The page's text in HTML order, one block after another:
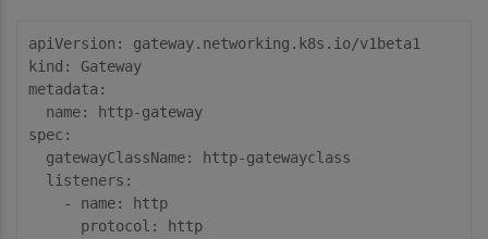
apiVersion
kind
metadata :
name
spec :
gatewayClassName: http-gatewayclass
listeners :
    -
name: http
protocol : http